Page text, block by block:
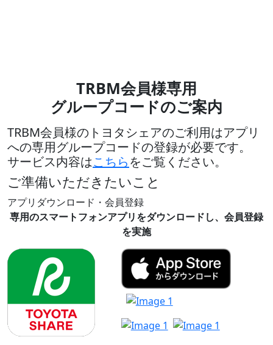
TRBM会員様専用
グループコードのご案内
TRBM会員様のトヨタシェアのご利用はアプリ
への専用グループコードの登録が必要です。
サービス内容はこちらをご覧ください。
ご準備いただきたいこと
アプリダウンロード・会員登録
専用のスマートフォンアプリをダウンロードし、会員登録
を実施